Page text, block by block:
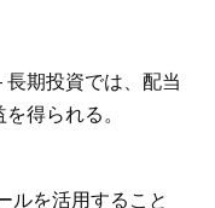
長期投資では、配当
得られる。
を活用すること